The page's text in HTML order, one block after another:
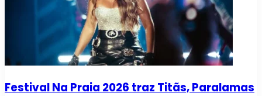
Festival Na Praia 2026 traz Titãs, Paralamas